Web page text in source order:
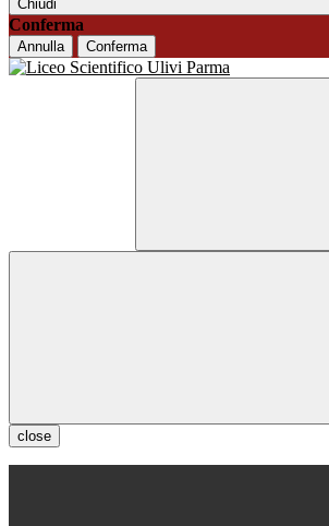
Chiudi
Conferma
Annulla Conferma
close